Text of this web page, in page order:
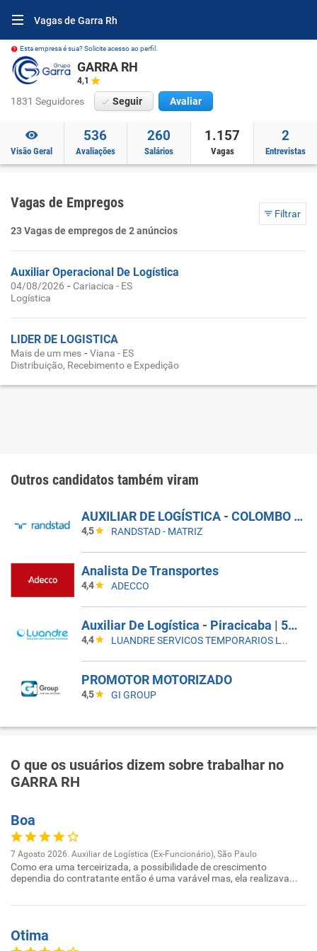
Vagas de Garra Rh
Esta empresa é sua? Solicite acesso ao perfil.
GARRA RH
4,1
1831 Seguidores Seguir Avaliar
Visão Geral
536
Avaliações
260
Salários
1.157
Vagas
2
Entrevistas
Vagas de Empregos
Filtrar
23 Vagas de empregos de 2 anúncios
Auxiliar Operacional De Logística
04/08/2026 - Cariacica - ES
Logística
LIDER DE LOGISTICA
Mais de um mes -Viana - ES
Distribuição, Recebimento e Expedição
Outros candidatos também viram
AUXILIAR DE LOGÍSTICA - COLOMBO - PR
4,5 RANDSTAD - MATRIZ
Analista De Transportes
4,4 ADECCO
Auxiliar De Logística - Piracicaba | 5X2 -21H30 Às 06H25
4,4 LUANDRE SERVICOS TEMPORARIOS LTDA. (C-I)
PROMOTOR MOTORIZADO
4,5 GI GROUP
O que os usuários dizem sobre trabalhar no
GARRA RH
Boa
7 Agosto 2026. Auxiliar de Logística (Ex-Funcionário), São Paulo
Como era uma terceirizada, a possibilidade de crescimento
dependia do contratante então é uma varável mas, ela realizava...
Otima